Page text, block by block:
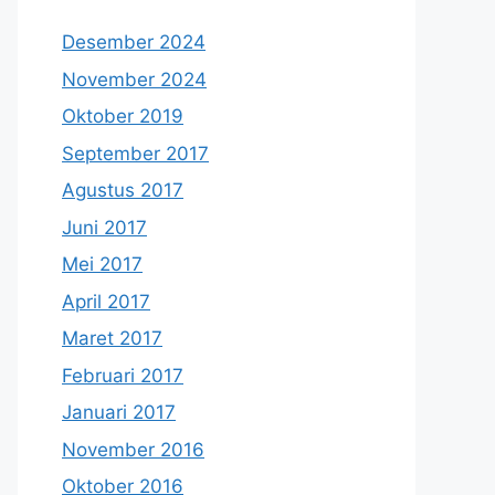
Desember 2024
November 2024
Oktober 2019
September 2017
Agustus 2017
Juni 2017
Mei 2017
April 2017
Maret 2017
Februari 2017
Januari 2017
November 2016
Oktober 2016